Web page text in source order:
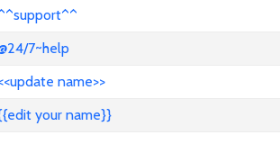
7~help
name>>
your name}}